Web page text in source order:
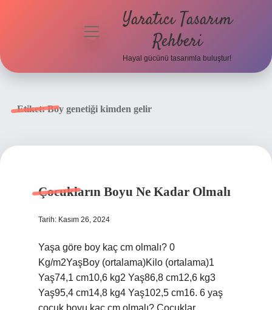
Politikası
menüyü
Yaratıcı Tasarım
Rehberi
Hayal gücünü tasarımla buluştur!
Etiket:Boy genetiği kimden gelir
Çocukların Boyu Ne Kadar Olmalı
Tarih: Kasım 26, 2024
Yaşa göre boy kaç cm olmalı? 0
Kg/m2YaşBoy (ortalama)Kilo (ortalama)1
Yaş74,1 cm10,6 kg2 Yaş86,8 cm12,6 kg3
Yaş95,4 cm14,8 kg4 Yaş102,5 cm16. 6 yaş
çocuk boyu kaç cm olmalı? Çocuklar